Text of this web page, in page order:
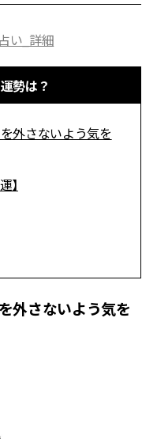
い_詳細
勢は？
を外さないよう気を
】
外さないよう気を